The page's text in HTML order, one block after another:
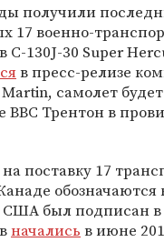
получили
17 военно-
C-130J-30 Super
в пресс-релизе
самолет
ВВС Трентон в
поставку 17
США был подписан в
начались в июне